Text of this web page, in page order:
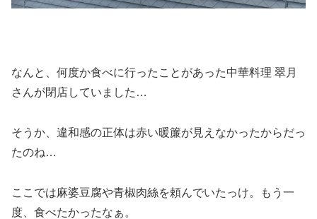
なんと、何度か食べに行ったことがあった中華料理 翠月
さんが閉店していました…
そうか、違和感の正体は赤い暖簾が見えなかったからだっ
たのね…
ここでは麻婆豆腐や青椒肉絲を頼んでいたっけ。もう一
度、食べたかったなぁ。